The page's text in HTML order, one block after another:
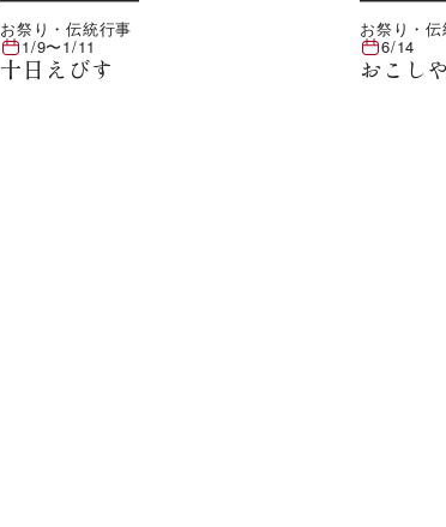
お祭り・伝統行事
1/9〜1/11
十日えびす
お祭り・
6/14
おこし